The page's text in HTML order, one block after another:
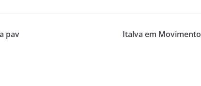
pav
Italva em Movimento